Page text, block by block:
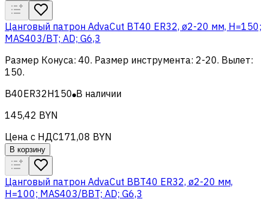
Цанговый патрон AdvaCut BT40 ER32, ø2-20 мм, H=150;
MAS403/BT; AD; G6,3
Размер Конуса: 40. Размер инструмента: 2-20. Вылет:
150.
B40ER32H150 В наличии
145,42 BYN
Цена с НДС171,08 BYN
В корзину
Цанговый патрон AdvaCut BBT40 ER32, ø2-20 мм,
H=100; MAS403/BBT; AD; G6,3